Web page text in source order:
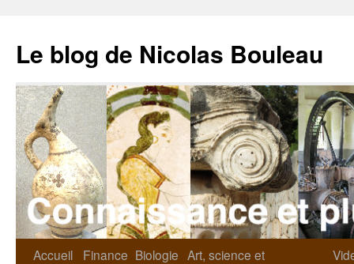
Le blog de Nicolas Bouleau
Accueil Finance Biologie Art, science et